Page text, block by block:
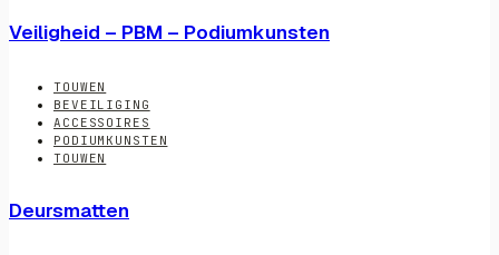
Veiligheid – PBM – Podiumkunsten
TOUWEN
BEVEILIGING
ACCESSOIRES
PODIUMKUNSTEN
TOUWEN
Deursmatten